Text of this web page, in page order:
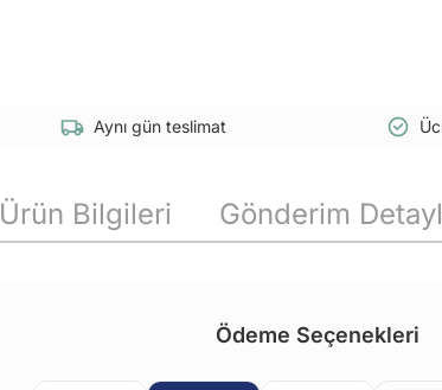
Aynı gün teslimat
Ürün Bilgileri Gönderim
Ödeme Seçenekleri